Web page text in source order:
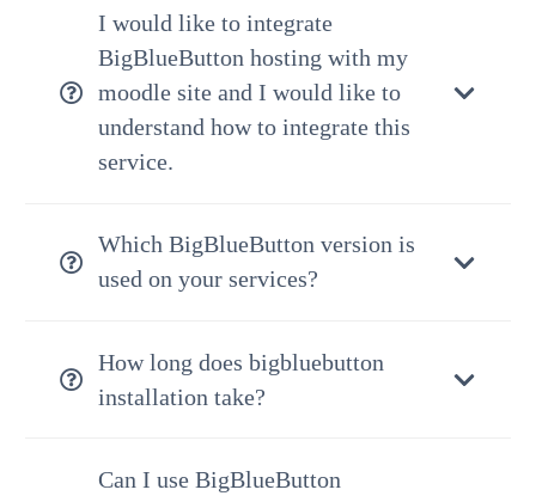
I would like to integrate
BigBlueButton hosting with my
moodle site and I would like to
understand how to integrate this
service.
Which BigBlueButton version is
used on your services?
How long does bigbluebutton
installation take?
Can I use BigBlueButton